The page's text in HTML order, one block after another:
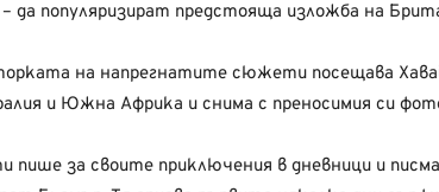
– да популяризират предстояща изложба на
на напрегнатите сюжети посещава
и Южна Африка и снима с преносимия си
пише за своите приключения в дневници и